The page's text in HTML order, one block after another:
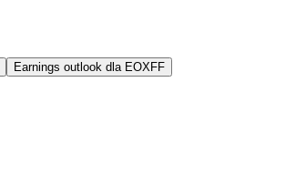
Earnings outlook dla EOXFF